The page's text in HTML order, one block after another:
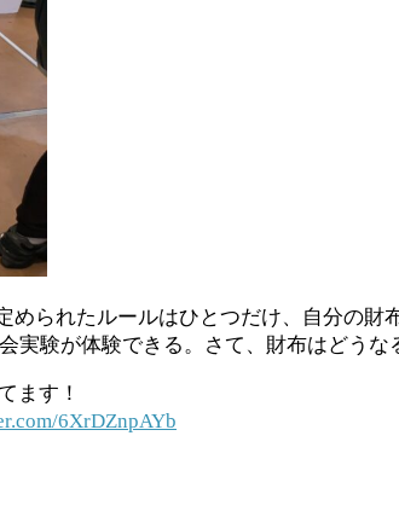
られたルールはひとつだけ、自分の
実験が体験できる。さて、財布はどうな
ます！
6XrDZnpAYb